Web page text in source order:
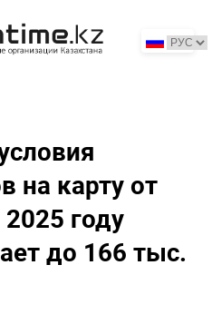
на карту от
году
до 166 тыс.